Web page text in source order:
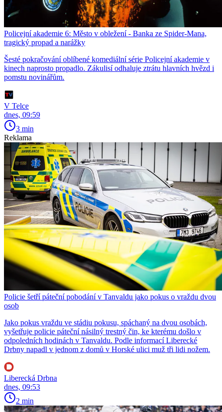
Policejní akademie 6: Město v obležení - Banka ze Spider-Mana,
tragický propad a narážky
Šesté pokračování oblíbené komediální série Policejní akademie v
kinech naprosto propadlo. Zákulisí odhaluje ztrátu hlavních hvězd i
pomstu novinářům.
V Telce
dnes, 09:59
3 min
Reklama
Policie šetří páteční pobodání v Tanvaldu jako pokus o vraždu dvou
osob
Jako pokus vraždu ve stádiu pokusu, spáchaný na dvou osobách,
vyšetřuje policie páteční násilný trestný čin, ke kterému došlo v
odpoledních hodinách v Tanvaldu. Podle informací Liberecké
Drbny napadl v jednom z domů v Horské ulici muž tři lidi nožem.
Liberecká Drbna
dnes, 09:53
2 min